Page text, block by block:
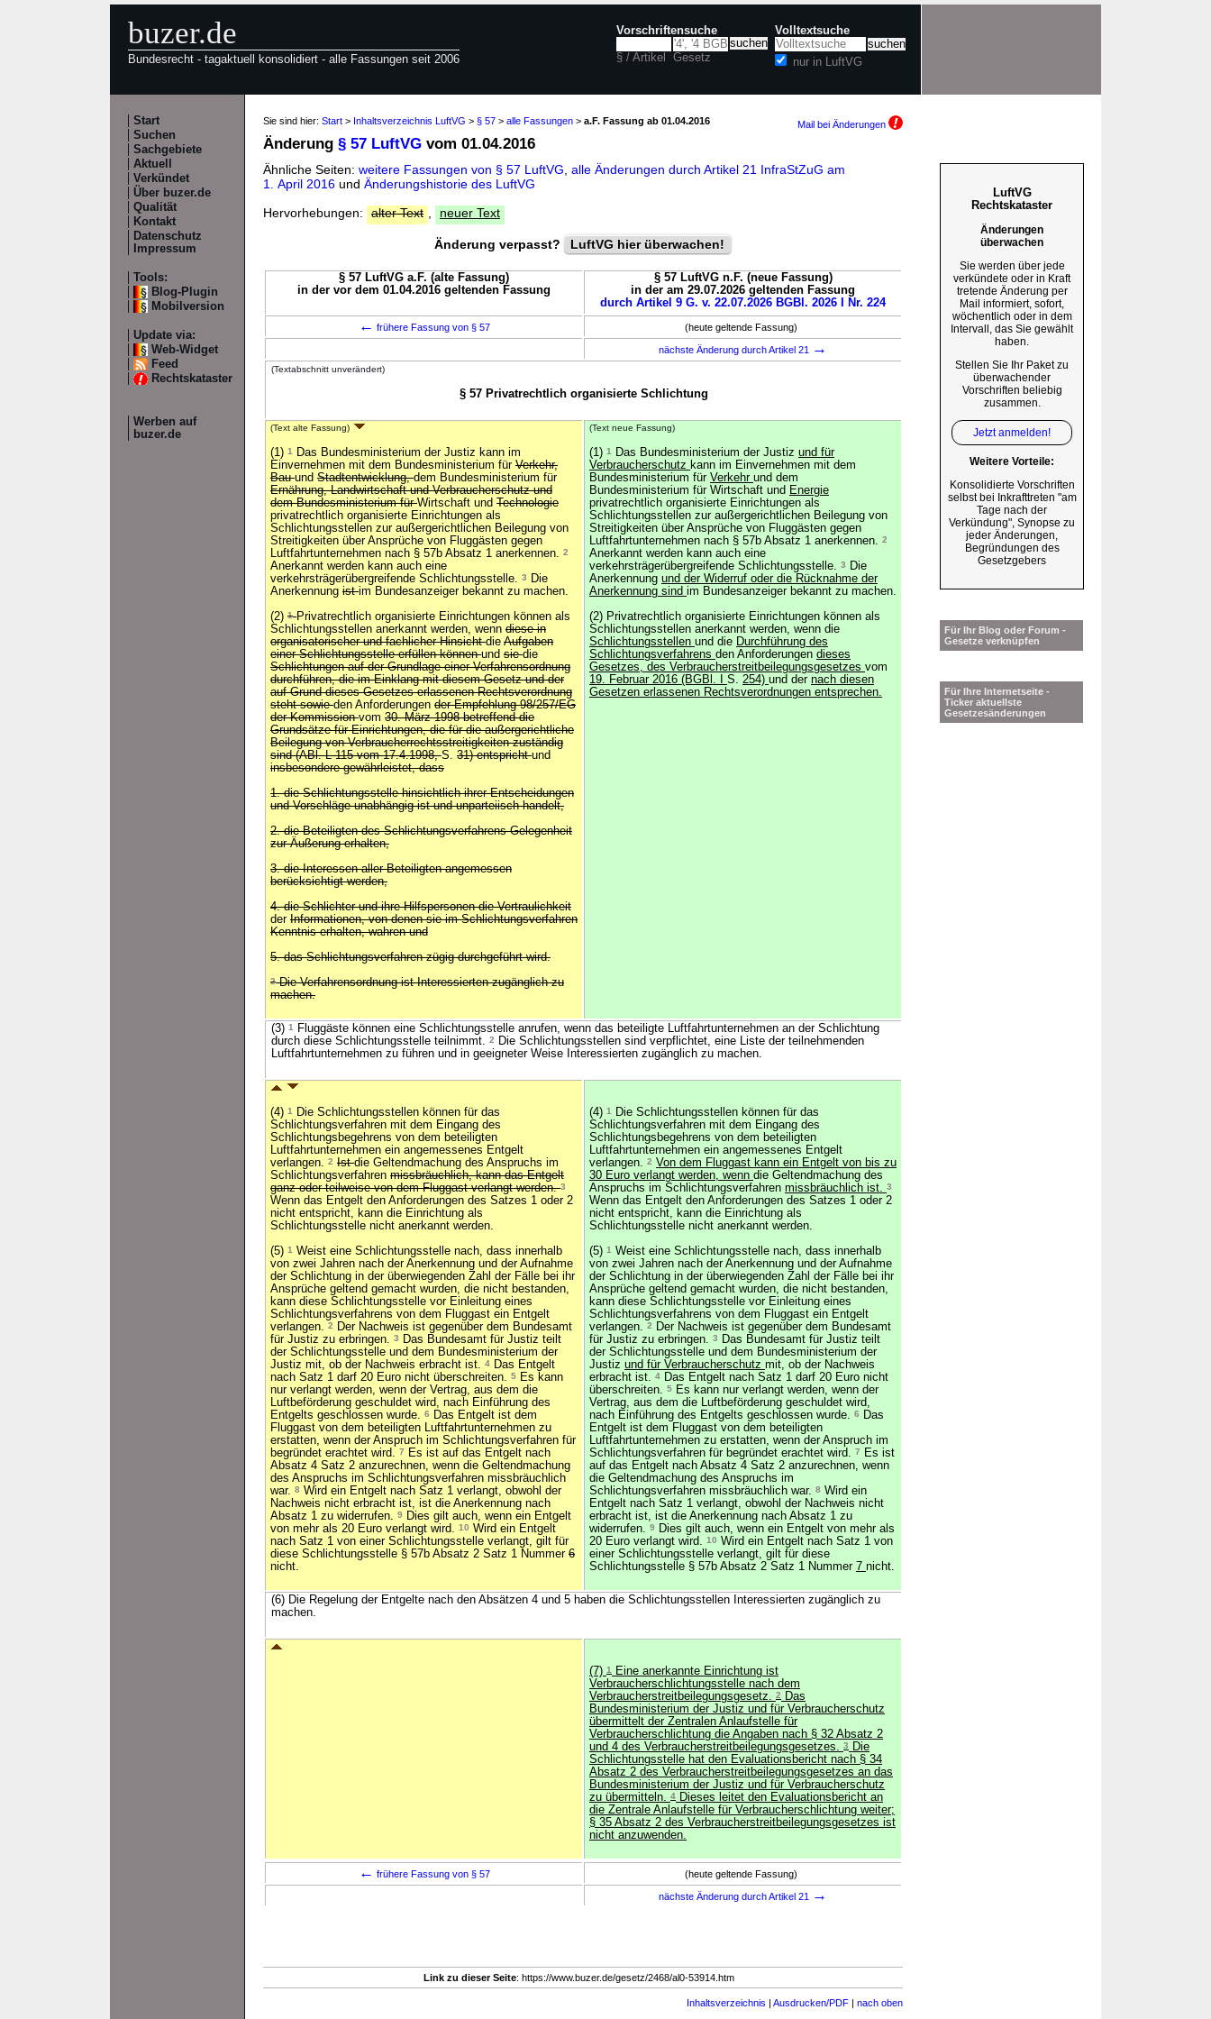
buzer.de
Bundesrecht - tagaktuell konsolidiert - alle Fassungen seit 2006
Vorschriftensuche
§ / Artikel Gesetz
Volltextsuche
nur in LuftVG
Start
Suchen
Sachgebiete
Aktuell
Verkündet
Über buzer.de
Qualität
Kontakt
Datenschutz
Impressum
Tools:
Blog-Plugin
Mobilversion
Update via:
Web-Widget
Feed
Rechtskataster
Werben auf
buzer.de
Sie sind hier: Start > Inhaltsverzeichnis LuftVG > § 57 > alle Fassungen > a.F. Fassung ab 01.04.2016 Mail bei Änderungen
Änderung § 57 LuftVG vom 01.04.2016
Ähnliche Seiten: weitere Fassungen von § 57 LuftVG alle Änderungen durch Artikel 21 InfraStZuG am
1. April 2016 und Änderungshistorie des LuftVG
Hervorhebungen:
alter Text neuer Text
Änderung verpasst? LuftVG hier überwachen!
§ 57 LuftVG a.F. (alte Fassung)
in der vor dem 01.04.2016 geltenden Fassung
§ 57 LuftVG n.F. (neue Fassung)
in der am 29.07.2026 geltenden Fassung
durch Artikel 9 G. v. 22.07.2026 BGBl. 2026 I Nr. 224
← frühere Fassung von § 57 (heute geltende Fassung)
nächste Änderung durch Artikel 21 →
(Textabschnitt unverändert)
§ 57 Privatrechtlich organisierte Schlichtung
(Text alte Fassung)
(1) 1
Das Bundesministerium der Justiz kann im
Einvernehmen mit dem Bundesministerium für Verkehr,
Bauund Stadtentwicklung,dem Bundesministerium für
Ernährung, Landwirtschaft und Verbraucherschutz und
dem Bundesministerium fürWirtschaft und Technologie
privatrechtlich organisierte Einrichtungen als
Schlichtungsstellen zur außergerichtlichen Beilegung von
Streitigkeiten über Ansprüche von Fluggästen gegen
Luftfahrtunternehmen nach § 57b Absatz 1 anerkennen. 2
Anerkannt werden kann auch eine
verkehrsträgerübergreifende Schlichtungsstelle. 3
Die
Anerkennung istim Bundesanzeiger bekannt zu machen.
(2) 1 Privatrechtlich organisierte Einrichtungen können als
Schlichtungsstellen anerkannt werden, wenn diese in
organisatorischer und fachlicher Hinsichtdie Aufgaben
einer Schlichtungsstelle erfüllen könnenund siedie
Schlichtungen auf der Grundlage einer Verfahrensordnung
durchführen, die im Einklang mit diesem Gesetz und der
auf Grund dieses Gesetzes erlassenen Rechtsverordnung
steht sowieden Anforderungen der Empfehlung 98/257/EG
der Kommissionvom 30. März 1998 betreffend die
Grundsätze für Einrichtungen, die für die außergerichtliche
Beilegung von Verbraucherrechtsstreitigkeiten zuständig
sind (ABl. L 115 vom 17.4.1998,S. 31) entsprichtund
insbesondere gewährleistet, dass
1. die Schlichtungsstelle hinsichtlich ihrer Entscheidungen
und Vorschläge unabhängig ist und unparteiisch handelt,
2. die Beteiligten des Schlichtungsverfahrens Gelegenheit
zur Äußerung erhalten,
3. die Interessen aller Beteiligten angemessen
berücksichtigt werden,
4. die Schlichter und ihre Hilfspersonen die Vertraulichkeit
der Informationen, von denen sie im Schlichtungsverfahren
Kenntnis erhalten, wahren und
5. das Schlichtungsverfahren zügig durchgeführt wird.
2Die Verfahrensordnung ist Interessierten zugänglich zu
machen.
(Text neue Fassung)
(1) 1 Das Bundesministerium der Justiz und für
Verbraucherschutz kann im Einvernehmen mit dem
Bundesministerium für Verkehr und dem
Bundesministerium für Wirtschaft und Energie
privatrechtlich organisierte Einrichtungen als
Schlichtungsstellen zur außergerichtlichen Beilegung von
Streitigkeiten über Ansprüche von Fluggästen gegen
Luftfahrtunternehmen nach § 57b Absatz 1 anerkennen. 2
Anerkannt werden kann auch eine
verkehrsträgerübergreifende Schlichtungsstelle. 3
Die
Anerkennung und der Widerruf oder die Rücknahme der
Anerkennung sind im Bundesanzeiger bekannt zu machen.
(2) Privatrechtlich organisierte Einrichtungen können als
Schlichtungsstellen anerkannt werden, wenn die
Schlichtungsstellen und die Durchführung des
Schlichtungsverfahrens den Anforderungen dieses
Gesetzes, des Verbraucherstreitbeilegungsgesetzes vom
19. Februar 2016 (BGBl. I S. 254) und der nach diesen
Gesetzen erlassenen Rechtsverordnungen entsprechen.
(3) 1
Fluggäste können eine Schlichtungsstelle anrufen, wenn das beteiligte Luftfahrtunternehmen an der Schlichtung
durch diese Schlichtungsstelle teilnimmt. 2
Die Schlichtungsstellen sind verpflichtet, eine Liste der teilnehmenden
Luftfahrtunternehmen zu führen und in geeigneter Weise Interessierten zugänglich zu machen.
(4) 1
Die Schlichtungsstellen können für das
Schlichtungsverfahren mit dem Eingang des
Schlichtungsbegehrens von dem beteiligten
Luftfahrtunternehmen ein angemessenes Entgelt
verlangen. 2 Istdie Geltendmachung des Anspruchs im
Schlichtungsverfahren missbräuchlich, kann das Entgelt
ganz oder teilweise von dem Fluggast verlangt werden.3
Wenn das Entgelt den Anforderungen des Satzes 1 oder 2
nicht entspricht, kann die Einrichtung als
Schlichtungsstelle nicht anerkannt werden.
(5) 1 Weist eine Schlichtungsstelle nach, dass innerhalb
von zwei Jahren nach der Anerkennung und der Aufnahme
der Schlichtung in der überwiegenden Zahl der Fälle bei ihr
Ansprüche geltend gemacht wurden, die nicht bestanden,
kann diese Schlichtungsstelle vor Einleitung eines
Schlichtungsverfahrens von dem Fluggast ein Entgelt
verlangen. 2
Der Nachweis ist gegenüber dem Bundesamt
für Justiz zu erbringen. 3
Das Bundesamt für Justiz teilt
der Schlichtungsstelle und dem Bundesministerium der
Justiz mit, ob der Nachweis erbracht ist. 4 Das Entgelt
nach Satz 1 darf 20 Euro nicht überschreiten. 5 Es kann
nur verlangt werden, wenn der Vertrag, aus dem die
Luftbeförderung geschuldet wird, nach Einführung des
Entgelts geschlossen wurde. 6
Das Entgelt ist dem
Fluggast von dem beteiligten Luftfahrtunternehmen zu
erstatten, wenn der Anspruch im Schlichtungsverfahren für
begründet erachtet wird. 7
Es ist auf das Entgelt nach
Absatz 4 Satz 2 anzurechnen, wenn die Geltendmachung
des Anspruchs im Schlichtungsverfahren missbräuchlich
war. 8 Wird ein Entgelt nach Satz 1 verlangt, obwohl der
Nachweis nicht erbracht ist, ist die Anerkennung nach
Absatz 1 zu widerrufen. 9
Dies gilt auch, wenn ein Entgelt
von mehr als 20 Euro verlangt wird. 10 Wird ein Entgelt
nach Satz 1 von einer Schlichtungsstelle verlangt, gilt für
diese Schlichtungsstelle § 57b Absatz 2 Satz 1 Nummer 6
nicht.
(4) 1
Die Schlichtungsstellen können für das
Schlichtungsverfahren mit dem Eingang des
Schlichtungsbegehrens von dem beteiligten
Luftfahrtunternehmen ein angemessenes Entgelt
verlangen. 2 Von dem Fluggast kann ein Entgelt von bis zu
30 Euro verlangt werden, wenn die Geltendmachung des
Anspruchs im Schlichtungsverfahren missbräuchlich ist. 3
Wenn das Entgelt den Anforderungen des Satzes 1 oder 2
nicht entspricht, kann die Einrichtung als
Schlichtungsstelle nicht anerkannt werden.
(5) 1 Weist eine Schlichtungsstelle nach, dass innerhalb
von zwei Jahren nach der Anerkennung und der Aufnahme
der Schlichtung in der überwiegenden Zahl der Fälle bei ihr
Ansprüche geltend gemacht wurden, die nicht bestanden,
kann diese Schlichtungsstelle vor Einleitung eines
Schlichtungsverfahrens von dem Fluggast ein Entgelt
verlangen. 2
Der Nachweis ist gegenüber dem Bundesamt
für Justiz zu erbringen. 3
Das Bundesamt für Justiz teilt
der Schlichtungsstelle und dem Bundesministerium der
Justiz und für Verbraucherschutz mit, ob der Nachweis
erbracht ist. 4 Das Entgelt nach Satz 1 darf 20 Euro nicht
überschreiten. 5 Es kann nur verlangt werden, wenn der
Vertrag, aus dem die Luftbeförderung geschuldet wird,
nach Einführung des Entgelts geschlossen wurde. 6
Das
Entgelt ist dem Fluggast von dem beteiligten
Luftfahrtunternehmen zu erstatten, wenn der Anspruch im
Schlichtungsverfahren für begründet erachtet wird. 7
Es ist
auf das Entgelt nach Absatz 4 Satz 2 anzurechnen, wenn
die Geltendmachung des Anspruchs im
Schlichtungsverfahren missbräuchlich war. 8 Wird ein
Entgelt nach Satz 1 verlangt, obwohl der Nachweis nicht
erbracht ist, ist die Anerkennung nach Absatz 1 zu
widerrufen. 9
Dies gilt auch, wenn ein Entgelt von mehr als
20 Euro verlangt wird. 10 Wird ein Entgelt nach Satz 1 von
einer Schlichtungsstelle verlangt, gilt für diese
Schlichtungsstelle § 57b Absatz 2 Satz 1 Nummer 7 nicht.
(6) Die Regelung der Entgelte nach den Absätzen 4 und 5 haben die Schlichtungsstellen Interessierten zugänglich zu
machen.
(7) 1
Eine anerkannte Einrichtung ist
Verbraucherschlichtungsstelle nach dem
Verbraucherstreitbeilegungsgesetz. 2
Das
Bundesministerium der Justiz und für Verbraucherschutz
übermittelt der Zentralen Anlaufstelle für
Verbraucherschlichtung die Angaben nach § 32 Absatz 2
und 4 des Verbraucherstreitbeilegungsgesetzes. 3
Die
Schlichtungsstelle hat den Evaluationsbericht nach § 34
Absatz 2 des Verbraucherstreitbeilegungsgesetzes an das
Bundesministerium der Justiz und für Verbraucherschutz
zu übermitteln. 4 Dieses leitet den Evaluationsbericht an
die Zentrale Anlaufstelle für Verbraucherschlichtung weiter;
§ 35 Absatz 2 des Verbraucherstreitbeilegungsgesetzes ist
nicht anzuwenden.
← frühere Fassung von § 57 (heute geltende Fassung)
nächste Änderung durch Artikel 21 →
Link zu dieser Seite: https://www.buzer.de/gesetz/2468/al0-53914.htm
Inhaltsverzeichnis | Ausdrucken/PDF | nach oben
LuftVG
Rechtskataster
Änderungen
überwachen
Sie werden über jede
verkündete oder in Kraft
tretende Änderung per
Mail informiert, sofort,
wöchentlich oder in dem
Intervall, das Sie gewählt
haben.
Stellen Sie Ihr Paket zu
überwachender
Vorschriften beliebig
zusammen.
Jetzt anmelden!
Weitere Vorteile:
Konsolidierte Vorschriften
selbst bei Inkrafttreten "am
Tage nach der
Verkündung", Synopse zu
jeder Änderungen,
Begründungen des
Gesetzgebers
Für Ihr Blog oder Forum -
Gesetze verknüpfen
Für Ihre Internetseite -
Ticker aktuellste
Gesetzesänderungen